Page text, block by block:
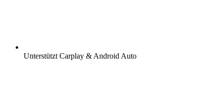
Unterstützt Carplay & Android Auto